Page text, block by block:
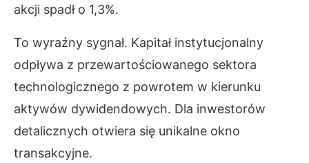
akcji spadł o 1,3%.
To wyraźny sygnał. Kapitał instytucjonalny
odpływa z przewartościowanego sektora
technologicznego z powrotem w kierunku
aktywów dywidendowych. Dla inwestorów
detalicznych otwiera się unikalne okno
transakcyjne.